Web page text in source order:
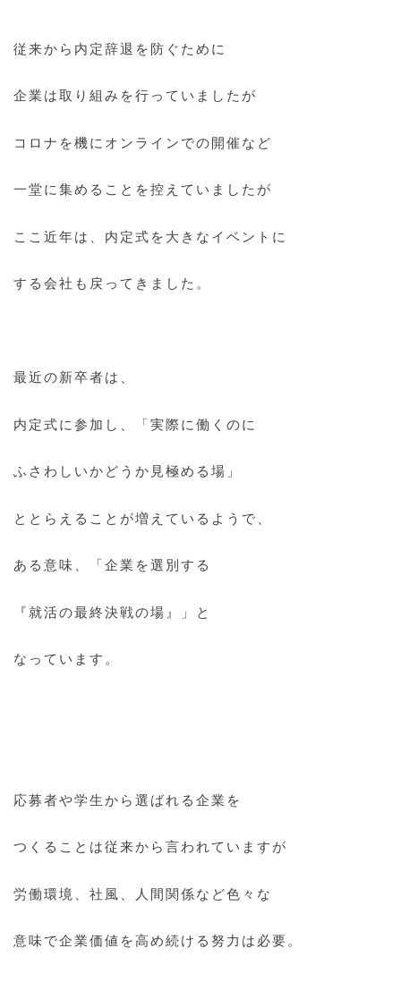
従来から内定辞退を防ぐために
企業は取り組みを行っていましたが
コロナを機にオンラインでの開催など
一堂に集めることを控えていましたが
ここ近年は、内定式を大きなイベントに
する会社も戻ってきました。
最近の新卒者は、
内定式に参加し、「実際に働くのに
ふさわしいかどうか見極める場」
ととらえることが増えているようで、
ある意味、「企業を選別する
『就活の最終決戦の場』」と
なっています。
応募者や学生から選ばれる企業を
つくることは従来から言われていますが
労働環境、社風、人間関係など色々な
意味で企業価値を高め続ける努力は必要。